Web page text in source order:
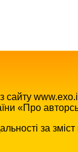
сайту
«Про
за